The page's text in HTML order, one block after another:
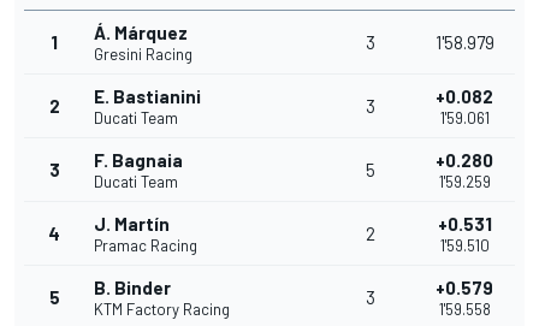
1 Á. Márquez
Gresini Racing
3 1'58.979
2 E. Bastianini
Ducati Team
3 +0.082
1'59.061
3 F. Bagnaia
Ducati Team
5 +0.280
1'59.259
4 J. Martín
Pramac Racing
2 +0.531
1'59.510
5 B. Binder
KTM Factory Racing
3 +0.579
1'59.558